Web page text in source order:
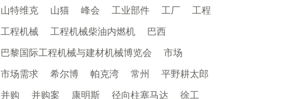
山特维克
山猫 峰会 工业部件 工厂
工程
工程机械
工程机械柴油内燃机
巴西
巴黎国际工程机械与建材机械博览会
市场
市场需求
希尔博 帕克湾 常州
平野耕太郎
并购
并购案 康明斯 径向柱塞马达
徐工